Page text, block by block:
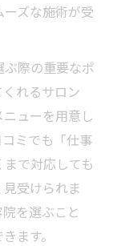
ズな施術が受
際の重要なポ
れるサロン
ューを用意し
ミでも「仕事
で対応しても
受けられま
を選ぶこと
ます。